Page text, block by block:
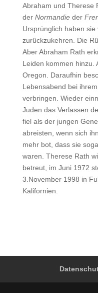
Abraham und Therese
der Normandieder
Ursprünglich haben
zurückzukehren. Die
Aber Abraham Rath
Leiden kommen hinzu.
Oregon. Daraufhin
Lebensabend bei
verbringen. Wieder
Juden das Verlassen
fiel als der jungen
abreisten, wenn sich
mehr bot, dass sie
waren. Therese Rath
betreut, im Juni 1972
3.November 1998 in
Kalifornien.